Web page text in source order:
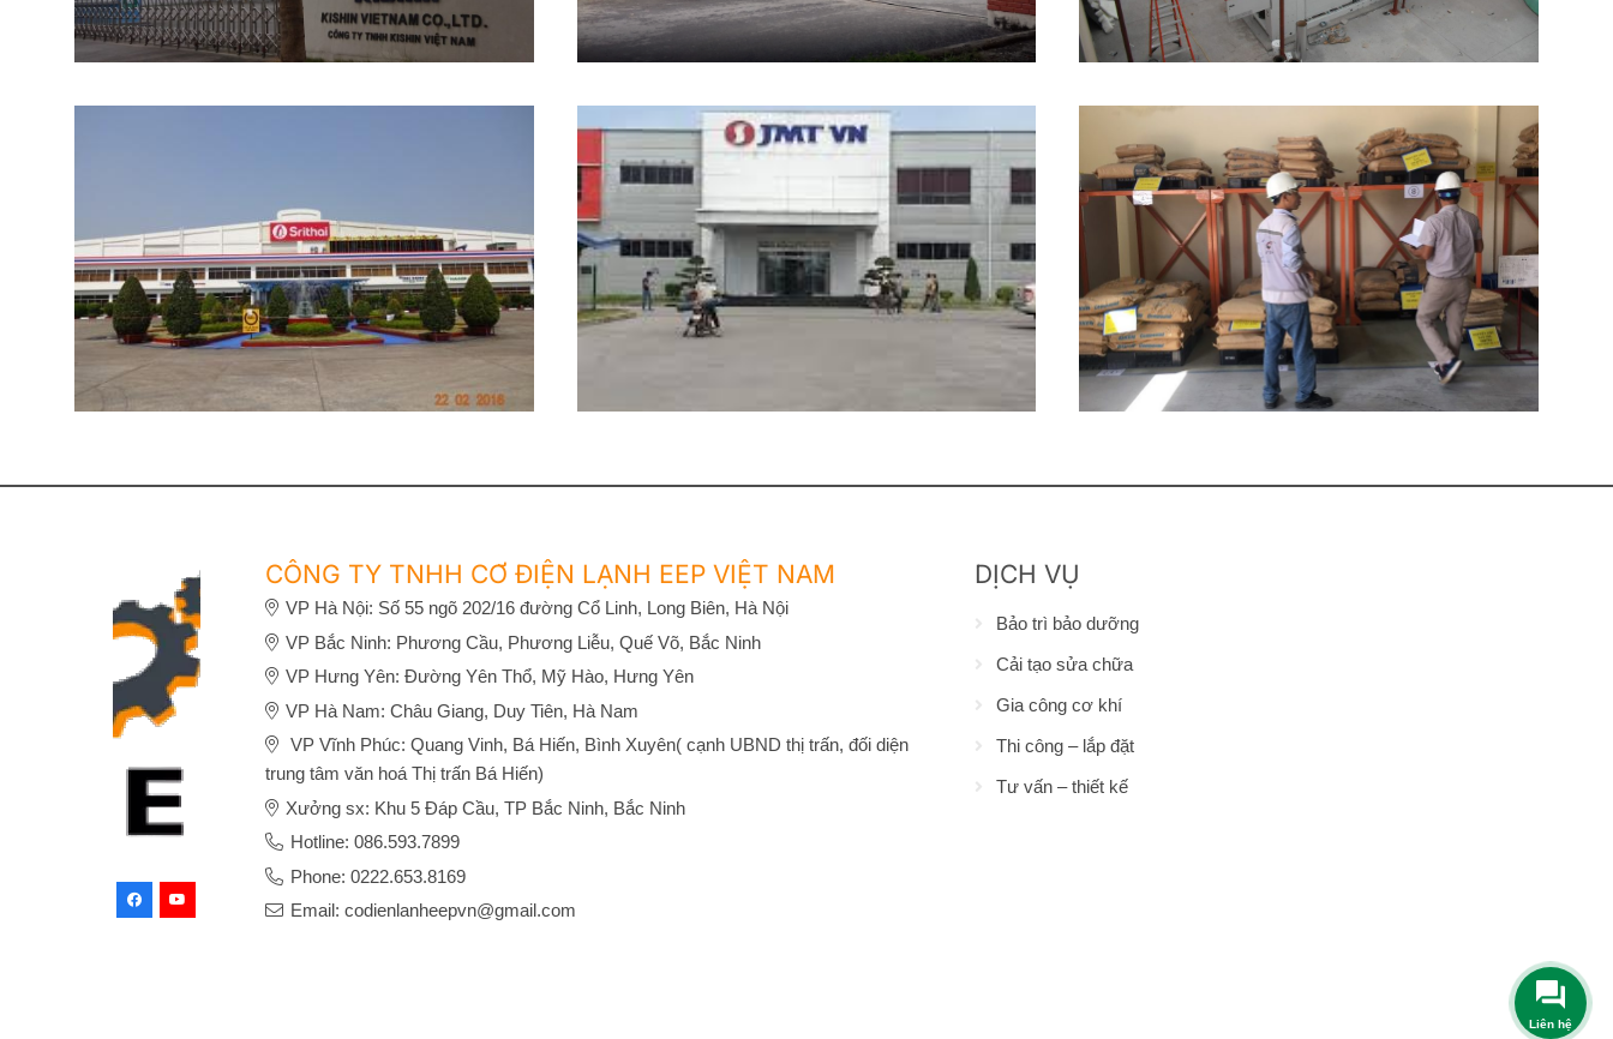
CÔNG TY TNHH CƠ ĐIỆN LẠNH EEP VIỆT NAM
VP Hà Nội: Số 55 ngõ 202/16 đường Cổ Linh, Long Biên, Hà Nội
VP Bắc Ninh: Phương Cầu, Phương Liễu, Quế Võ, Bắc Ninh
VP Hưng Yên: Đường Yên Thổ, Mỹ Hào, Hưng Yên
VP Hà Nam: Châu Giang, Duy Tiên, Hà Nam
VP Vĩnh Phúc: Quang Vinh, Bá Hiến, Bình Xuyên( cạnh UBND thị trấn, đối diện
trung tâm văn hoá Thị trấn Bá Hiến)
Xưởng sx: Khu 5 Đáp Cầu, TP Bắc Ninh, Bắc Ninh
Hotline: 086.593.7899
Phone: 0222.653.8169
Email: codienlanheepvn@gmail.com
DỊCH VỤ
Bảo trì bảo dưỡng
Cải tạo sửa chữa
Gia công cơ khí
Thi công – lắp đặt
Tư vấn – thiết kế
Liên hệ